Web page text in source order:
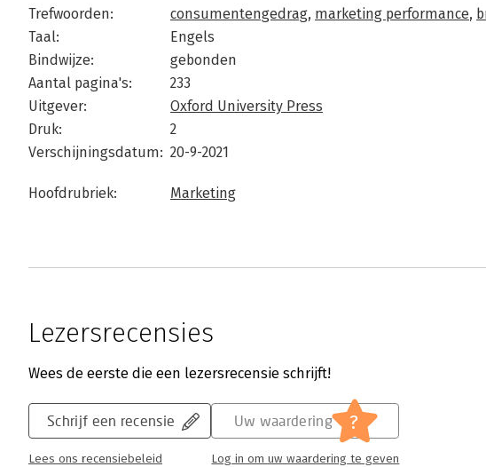
Trefwoorden:
consumentengedrag, marketing performance,
Taal:
Engels
Bindwijze:
gebonden
Aantal pagina's:
233
Uitgever:
Oxford University Press
Druk:
2
Verschijningsdatum: 20-9-2021
Hoofdrubriek: Marketing
Lezersrecensies
Wees de eerste die een lezersrecensie schrijft!
Schrijf een recensie
Lees ons recensiebeleid
Uw waardering ?
Log in om uw waardering te geven